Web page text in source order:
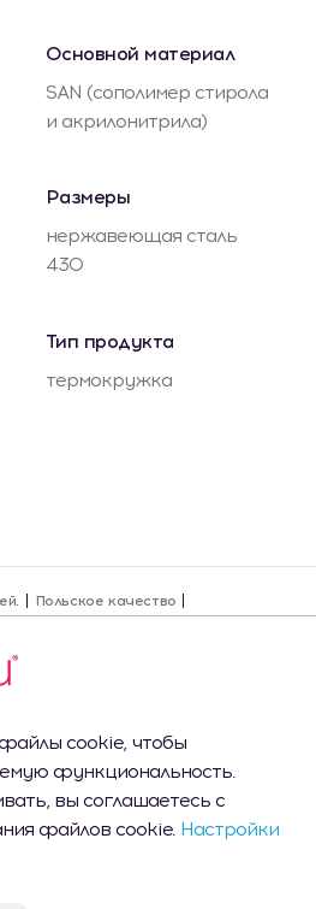
Основной материал
SAN (сополимер стирола
и акрилонитрила)
Размеры
нержавеющая сталь
430
Тип продукта
термокружка
Польское качество
Пн-Пт.:
09:00 -
18:00
Пн-Вс:
10:00 -
2 шт.
cookie, чтобы
функциональность.
вы соглашаетесь с
файлов cookie. Настройки